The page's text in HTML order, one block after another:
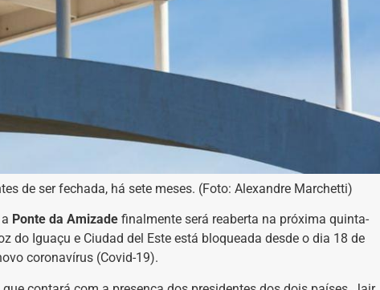
de ser fechada, há sete meses. (Foto: Alexandre Marchetti)
Ponte da Amizade finalmente será reaberta na próxima quinta-
do Iguaçu e Ciudad del Este está bloqueada desde o dia 18 de
coronavírus (Covid-19).